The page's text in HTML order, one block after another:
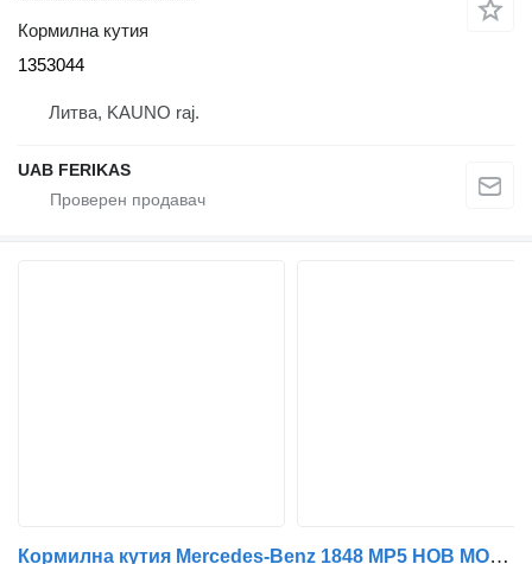
Кормилна кутия
1353044
Литва, KAUNO raj.
UAB FERIKAS
Кормилна кутия Mercedes-Benz 1848 MP5 НОВ МОДЕЛ 2022 A 960 460 43 00 за влекач